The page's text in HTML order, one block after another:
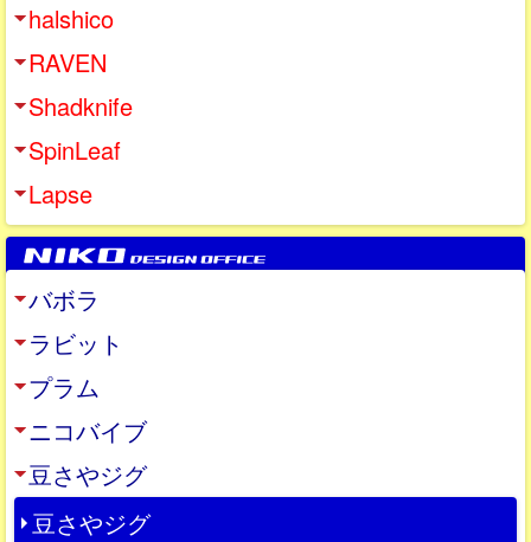
halshico
RAVEN
Shadknife
SpinLeaf
Lapse
バボラ
ラビット
プラム
ニコバイブ
豆さやジグ
豆さやジグ